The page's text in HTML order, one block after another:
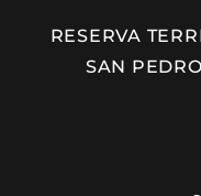
RESERVA
SAN